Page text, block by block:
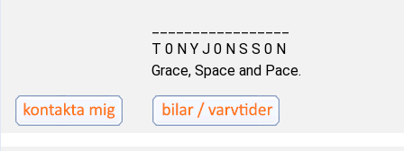
T 0 N Y J 0 N S S 0 N
Grace, Space and Pace.